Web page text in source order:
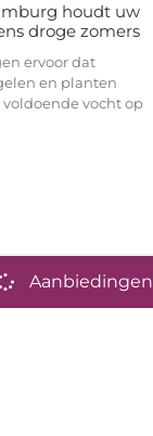
houdt uw
droge zomers
ervoor dat
en planten
vocht op
Aanbiedingen